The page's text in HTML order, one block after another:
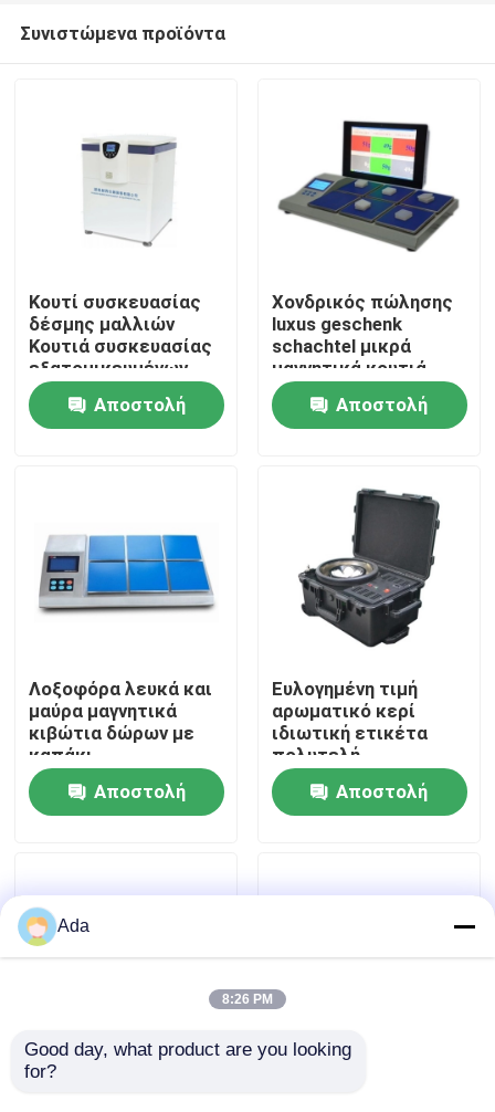
Προϊόντα
Βίντεο
Εμφάνιση VR
Περίπου εμείς
Γύρος εργοστασίων
Ποιοτικός έλεγχος
Μας ελάτε σε επαφή με
Συνιστώμενα προϊόντα
Κουτί συσκευασίας
δέσμης μαλλιών
Κουτιά συσκευασίας
εξατομικευμένων
προϊόντων
Αποστολή
Χονδρικός πώλησης
luxus geschenk
schachtel μικρά
μαγνητικά κουτιά
δώρων αποφοίτησης
Αποστολή
Λοξοφόρα λευκά και
μαύρα μαγνητικά
κιβώτια δώρων με
καπάκι
Αποστολή
Ευλογημένη τιμή
αρωματικό κερί
ιδιωτική ετικέτα
πολυτελή
συσκευασία
ζαχαρολιθικό
διάχυτο και κερί
Αποστολή
Περιβαλλοντικά
Ada
8:26 PM
Good day, what product are you looking
for?